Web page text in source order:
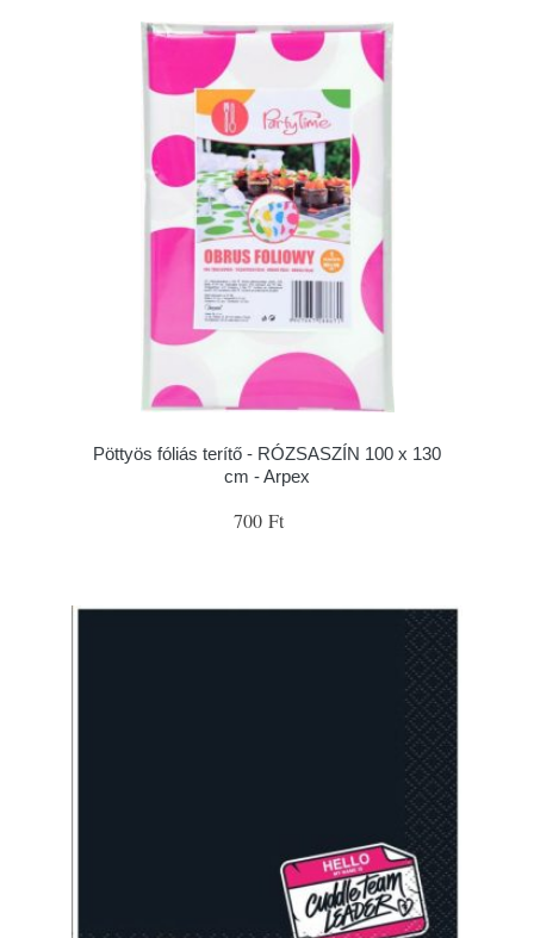
Pöttyös fóliás terítő - RÓZSASZÍN 100 x 130
cm - Arpex
700 Ft